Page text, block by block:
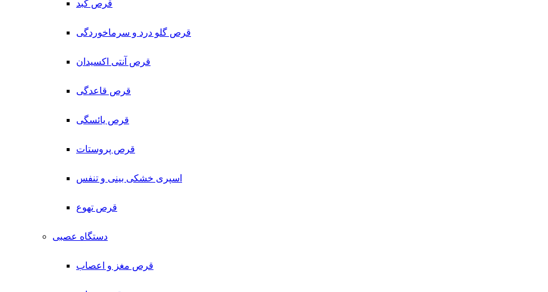
قرص کبد
قرص گلو درد و سرماخوردگی
قرص آنتی اکسیدان
قرص قاعدگی
قرص یائسگی
قرص پروستات
اسپری خشکی بینی و تنفس
قرص تهوع
دستگاه عصبی
قرص مغز و اعصاب